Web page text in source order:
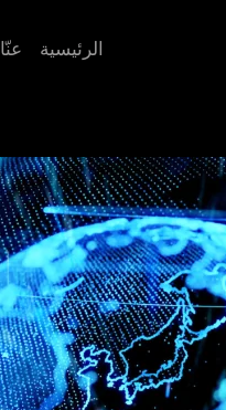
Main navigation
الرئيسية عنّا